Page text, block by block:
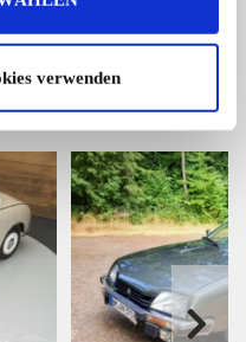
verwenden
ALLE ANZEIGEN